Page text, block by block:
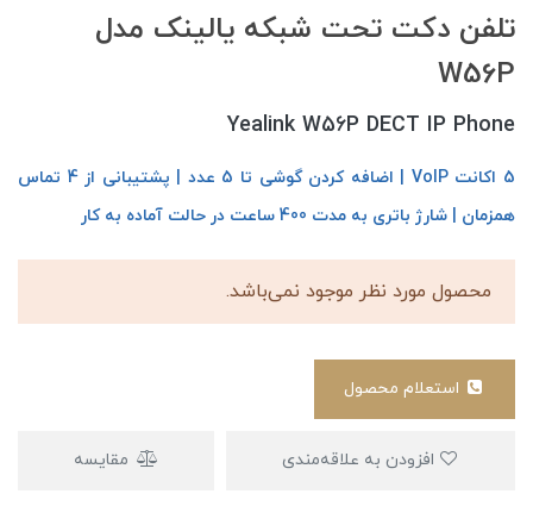
تلفن دکت تحت شبکه یالینک مدل
W56P
Yealink W56P DECT IP Phone
5 اکانت VoIP | اضافه کردن گوشی تا 5 عدد | پشتیبانی از 4 تماس
همزمان | شارژ باتری به مدت 400 ساعت در حالت آماده به کار
محصول مورد نظر موجود نمی‌باشد.
مقایسه